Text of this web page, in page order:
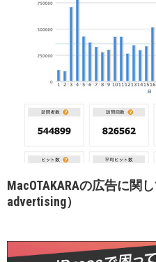
MacOTAKARAの広告に関
advertising）